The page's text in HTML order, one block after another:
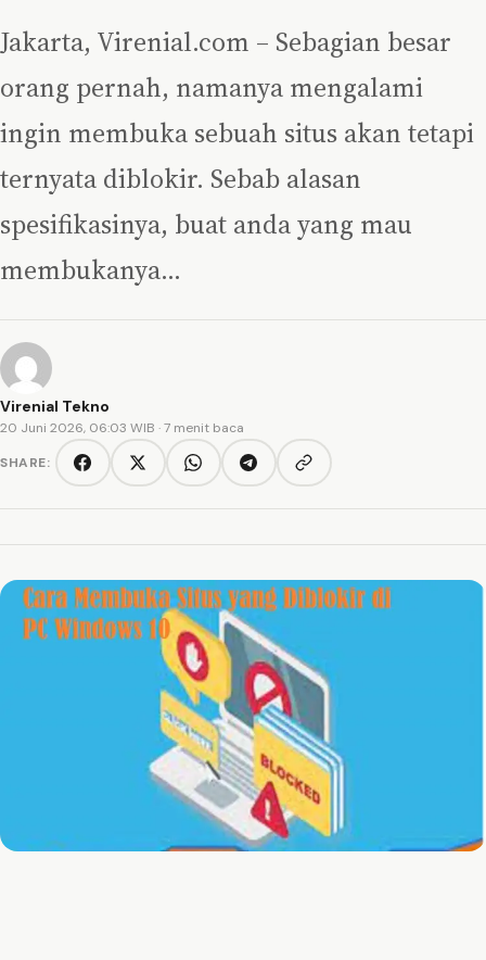
Jakarta, Virenial.com – Sebagian besar
orang pernah, namanya mengalami
ingin membuka sebuah situs akan tetapi
ternyata diblokir. Sebab alasan
spesifikasinya, buat anda yang mau
membukanya…
Virenial Tekno
20 Juni 2026, 06:03 WIB · 7 menit baca
SHARE:
FacebookTwitter/XWhatsAppTelegramCopy link